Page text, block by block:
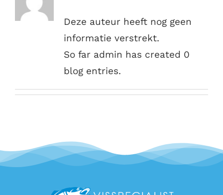
Assortiment
Deze auteur heeft nog geen
informatie verstrekt.
So far admin has created 0
blog entries.